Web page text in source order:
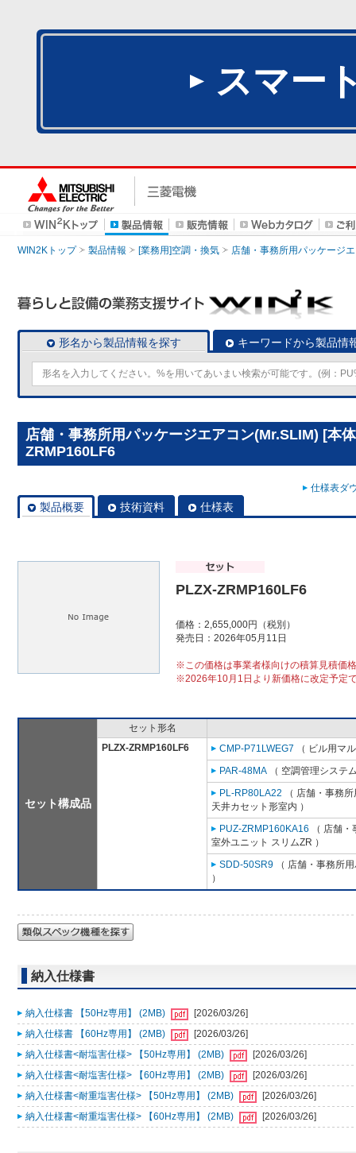
スマー
WIN2Kトップ 製品情報 [業務用]空調・換気 店舗・事務所用パッケージ
形名から製品情報を探す キーワードから製品情
店舗・事務所用パッケージエアコン(Mr.SLIM) [本
ZRMP160LF6
仕様表ダ
製品概要 技術資料 仕様表
PLZX-ZRMP160LF6
価格：2,655,000円（税別）
発売日：2026年05月11日
※この価格は事業者様向けの積算見積価
※2026年10月1日より新価格に改定予定
セット構成品
セット形名
PLZX-ZRMP160LF6
CMP-P71LWEG7 （ ビル用マ
PAR-48MA （ 空調管理システ
PL-RP80LA22 （ 店舗・事務
天井カセット形室内 ）
PUZ-ZRMP160KA16 （ 店舗
室外ユニット スリムZR ）
SDD-50SR9 （ 店舗・事務所
）
納入仕様書
納入仕様書 【50Hz専用】 (2MB)
[2026/03/26]
納入仕様書 【60Hz専用】 (2MB)
[2026/03/26]
納入仕様書<耐塩害仕様> 【50Hz専用】 (2MB)
[2026/03/26]
納入仕様書<耐塩害仕様> 【60Hz専用】 (2MB)
[2026/03/26]
納入仕様書<耐重塩害仕様> 【50Hz専用】 (2MB)
[2026/03/26]
納入仕様書<耐重塩害仕様> 【60Hz専用】 (2MB)
[2026/03/26]